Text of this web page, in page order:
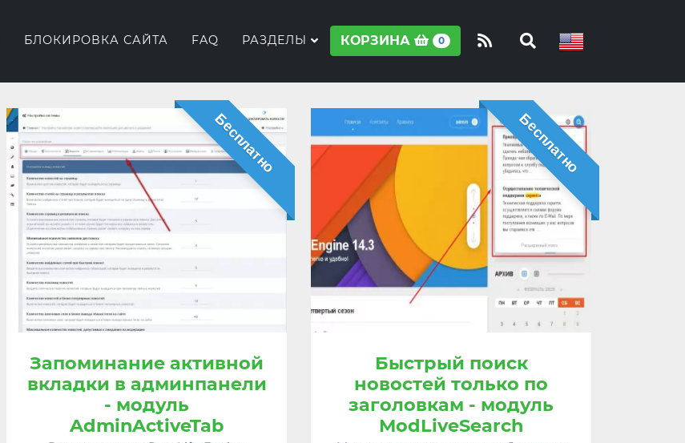
БЛОКИРОВКА САЙТА FAQ РАЗДЕЛЫ КОРЗИНА 0
Бесплатно
Запоминание активной
вкладки в админпанели
- модуль
AdminActiveTab
Бесплатно
Быстрый поиск
новостей только по
заголовкам - модуль
ModLiveSearch